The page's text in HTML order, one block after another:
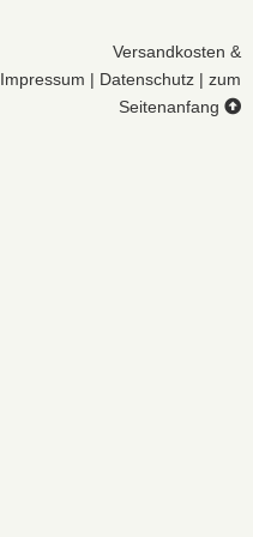
Versandkosten &
Impressum | Datenschutz | zum
Seitenanfang